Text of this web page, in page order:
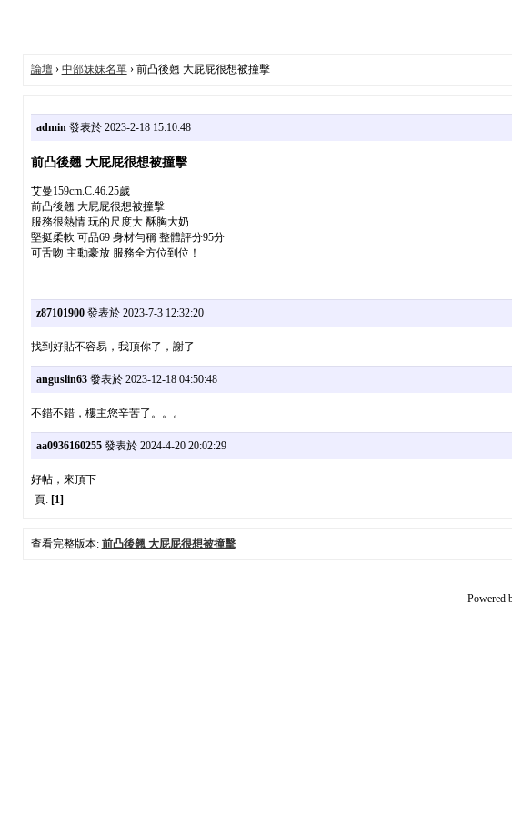
論壇› 中部妹妹名單› 前凸後翹 大屁屁很想被撞擊
admin發表於 2023-2-18 15:10:48
前凸後翹 大屁屁很想被撞擊
艾曼159cm.C.46.25歲
前凸後翹 大屁屁很想被撞擊
服務很熱情 玩的尺度大 酥胸大奶
堅挺柔軟 可品69 身材勻稱 整體評分95分
可舌吻 主動豪放 服務全方位到位！
z87101900發表於 2023-7-3 12:32:20
找到好貼不容易，我頂你了，謝了
anguslin63發表於 2023-12-18 04:50:48
不錯不錯，樓主您辛苦了。。。
aa0936160255發表於 2024-4-20 20:02:29
好帖，來頂下
頁: [1]
查看完整版本: 前凸後翹 大屁屁很想被撞擊
Powered